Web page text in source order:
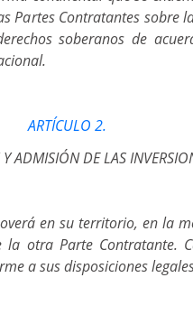
Partes Contratantes sobre
soberanos de
ARTÍCULO 2.
ADMISIÓN DE LAS
en su territorio, en la
la otra Parte Contratante.
a sus disposiciones